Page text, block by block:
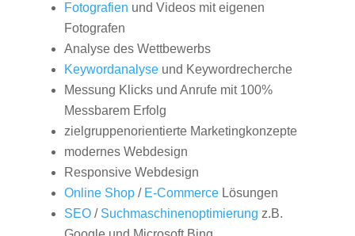
Fotografien und Videos mit eigenen
Fotografen
Analyse des Wettbewerbs
Keywordanalyseund Keywordrecherche
Messung Klicks und Anrufe mit 100%
Messbarem Erfolg
zielgruppenorientierte Marketingkonzepte
modernes Webdesign
Responsive Webdesign
Online Shop/ E-CommerceLösungen
SEO/ Suchmaschinenoptimierung z.B.